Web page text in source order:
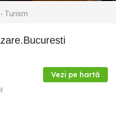
Turism
Vezi pe hartă